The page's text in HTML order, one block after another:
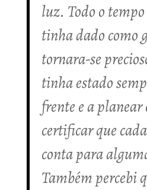
luz. Todo o tempo
tinha dado como
tornara-se
tinha estado
frente e a planear
certificar que
conta para
Também percebi